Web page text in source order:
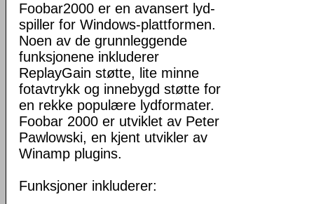
Foobar2000 er en avansert lyd-
spiller for Windows-plattformen.
Noen av de grunnleggende
funksjonene inkluderer
ReplayGain støtte, lite minne
fotavtrykk og innebygd støtte for
en rekke populære lydformater.
Foobar 2000 er utviklet av Peter
Pawlowski, en kjent utvikler av
Winamp plugins.
Funksjoner inkluderer: